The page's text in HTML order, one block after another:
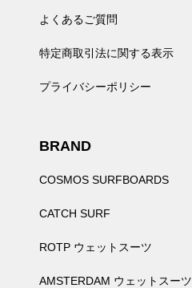
よくあるご質問
特定商取引法に関する表示
プライバシーポリシー
BRAND
COSMOS SURFBOARDS
CATCH SURF
ROTP ウェットスーツ
AMSTERDAM ウェットスーツ